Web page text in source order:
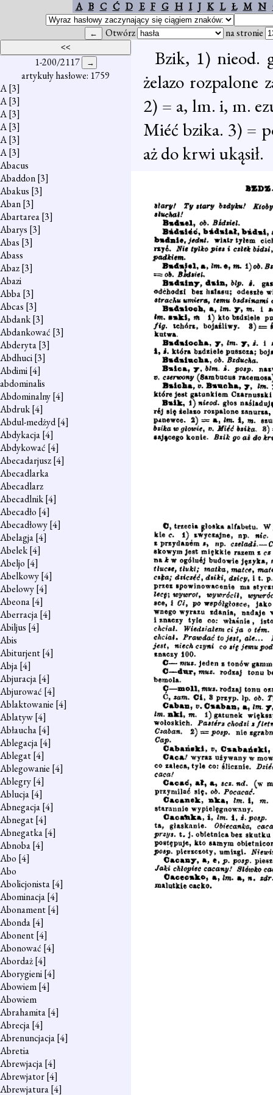
A B C Ć D E F G H I J K L Ł M N
Otwórz na stronie
1-200/2117
artykuły hasłowe: 1759
A[3]
A[3]
A[3]
A[3]
A[3]
A[3]
Abacus
Abaddon[3]
Abakus [3]
Aban[3]
Abartarea[3]
Abarys [3]
Abas [3]
Abass
Abaz[3]
Abazi
Abba[3]
Abcas [3]
Abdank[3]
Abdankować [3]
Abderyta[3]
Abdhuci[3]
Abdimi[4]
abdominalis
Abdominalny[4]
Abdruk[4]
Abdul-medżyd[4]
Abdykacja[4]
Abdykować [4]
Abecadarjusz[4]
Abecadlarka
Abecadlarz
Abecadlnik[4]
Abecadło [4]
Abecadłowy[4]
Abelagja[4]
Abelek[4]
Abeljo [4]
Abelkowy[4]
Abelowy[4]
Abeona[4]
Aberracja[4]
Abiljus [4]
Abis
Abiturjent[4]
Abja[4]
Abjuracja[4]
Abjurować [4]
Ablaktowanie [4]
Ablatyw[4]
Abłaucha[4]
Ablegacja[4]
Ablegat[4]
Ablegowanie [4]
Ablegry[4]
Ablucja[4]
Abnegacja[4]
Abnegat[4]
Abnegatka[4]
Abnoba[4]
Abo [4]
Abo
Abolicjonista[4]
Abominacja[4]
Abonament[4]
Abonda[4]
Abonent[4]
Abonować [4]
Abordaż[4]
Aborygieni[4]
Abowiem[4]
Abowiem
Abrahamita[4]
Abrecja[4]
Abrenuncjacja[4]
Abretia
Abrewjacja[4]
Abrewjator[4]
Abrewjatura[4]
Bzik, 1) nieod.
żelazo rozpalone
2) = a, lm. i, m.
Miéć bzika. 3) =
aż do krwi ukąsił.